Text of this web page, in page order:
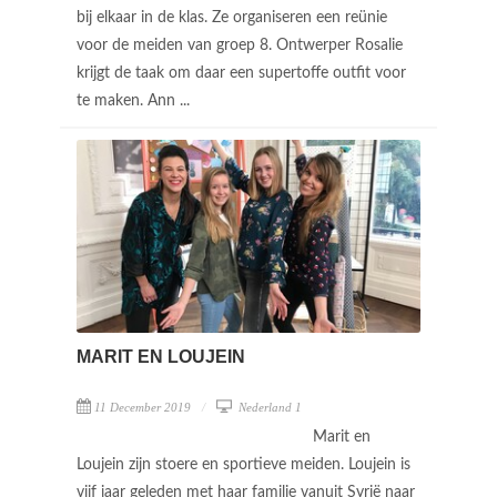
bij elkaar in de klas. Ze organiseren een reünie
voor de meiden van groep 8. Ontwerper Rosalie
krijgt de taak om daar een supertoffe outfit voor
te maken. Ann ...
MARIT EN LOUJEIN
11 December 2019 Nederland 1
Marit en
Loujein zijn stoere en sportieve meiden. Loujein is
vijf jaar geleden met haar familie vanuit Syrië naar